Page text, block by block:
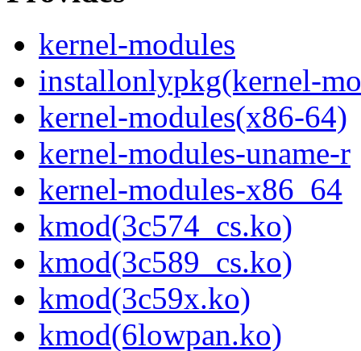
kernel-modules
installonlypkg(kernel-
kernel-modules(x86-64)
kernel-modules-uname-r
kernel-modules-x86_64
kmod(3c574_cs.ko)
kmod(3c589_cs.ko)
kmod(3c59x.ko)
kmod(6lowpan.ko)